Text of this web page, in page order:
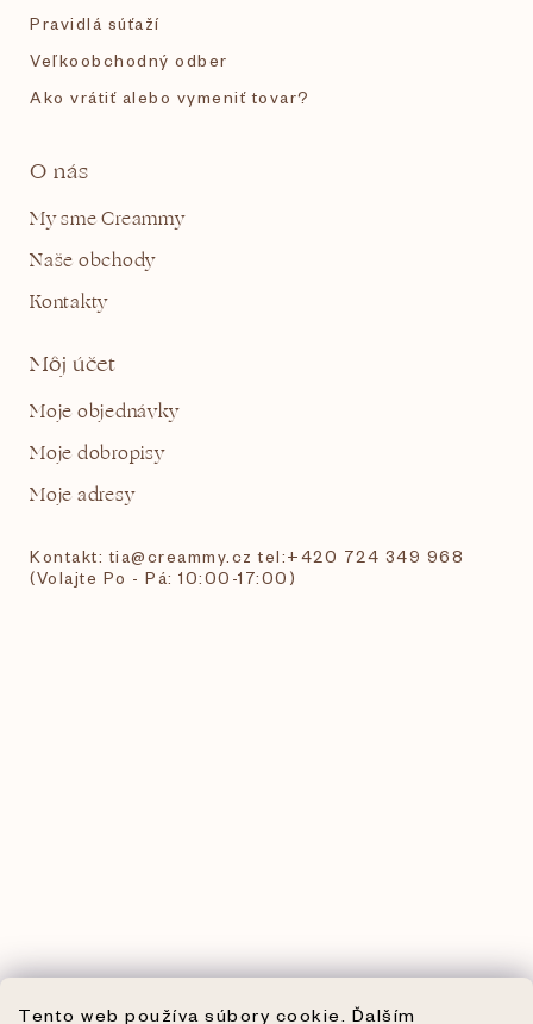
Tento web používa súbory cookie. Ďalším
Pravidlá súťaží
Veľkoobchodný odber
Ako vrátiť alebo vymeniť tovar?
O nás
My sme Creammy
Naše obchody
Kontakty
Môj účet
Moje objednávky
Moje dobropisy
Moje adresy
Kontakt: tia@creammy.cz tel:+420 724 349 968
(Volajte Po - Pá: 10:00-17:00)